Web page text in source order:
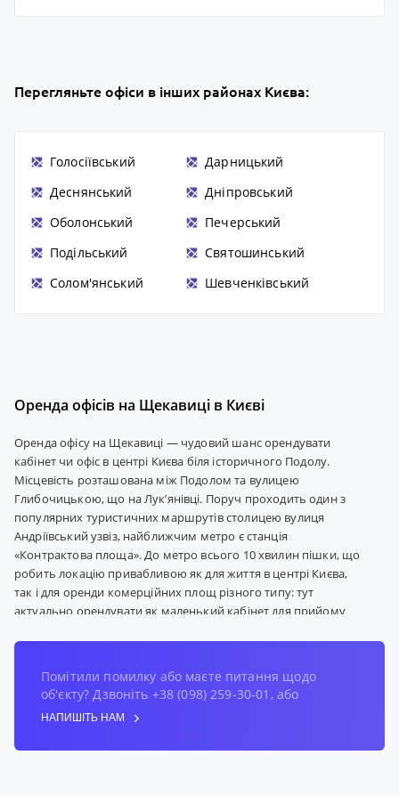
Перегляньте офіси в інших районах Києва:
Голосіївський
Дарницький
Деснянський
Дніпровський
Оболонський
Печерський
Подільський
Святошинський
Солом'янський
Шевченківський
Оренда офісів на Щекавиці в Києві
Оренда офісу на Щекавиці — чудовий шанс орендувати
кабінет чи офіс в центрі Києва біля історичного Подолу.
Місцевість розташована між Подолом та вулицею
Глибочицькою, що на Лук’янівці. Поруч проходить один з
популярних туристичних маршрутів столицею вулиця
Андріївський узвіз, найближчим метро є станція
«Контрактова площа». До метро всього 10 хвилин пішки, що
робить локацію привабливою як для життя в центрі Києва,
так і для оренди комерційних площ різного типу: тут
актуально орендувати як маленький кабінет для прийому
коворкінг для тимчасового перебування в історичному
оренду офісів на Щекавиці: багато варіантів від власника та
без комісії. Навколо Щекавиці добре розвинута
інфраструктура, а з самої гори відкриваються мальовничі
Помітили помилку або маєте питання щодо
об'єкту? Дзвоніть +38 (098) 259-30-01, або
НАПИШІТЬ НАМ